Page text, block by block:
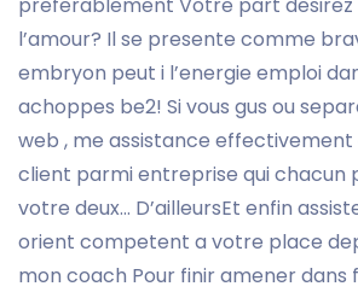
l’amour? Il se presente comme
embryon peut i l’energie emploi
achoppes be2! Si vous gus ou
web , me assistance effectivement
client parmi entreprise qui chacun
votre deux… D’ailleursEt enfin
orient competent a votre place
mon coach Pour finir amener dans